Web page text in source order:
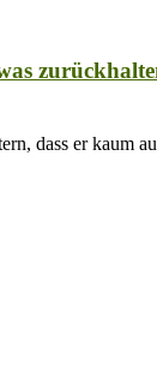
dass er kaum